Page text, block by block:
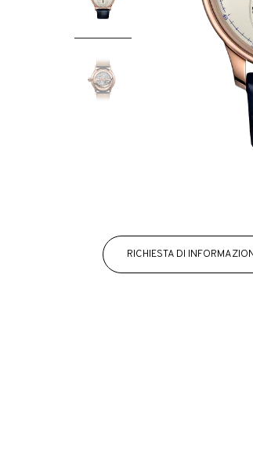
RICHIESTA DI INFORMAZIONI